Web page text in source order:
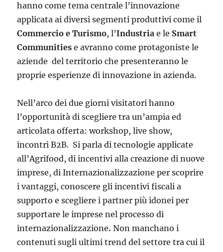
hanno come tema centrale l’innovazione
applicata ai diversi segmenti produttivi come il
Commercio e Turismo, l’Industria e le Smart
Communitiese avranno come protagoniste le
aziende del territorio che presenteranno le
proprie esperienze di innovazione in azienda.
Nell’arco dei due giorni visitatori hanno
l’opportunità di scegliere tra un’ampia ed
articolata offerta: workshop, live show,
incontri B2B. Si parla di tecnologie applicate
all’Agrifood, di incentivi alla creazione di nuove
imprese, di Internazionalizzazione per scoprire
i vantaggi, conoscere gli incentivi fiscali a
supporto e scegliere i partner più idonei per
supportare le imprese nel processo di
internazionalizzazione.Non manchano i
contenuti sugli ultimi trend del settore tra cui il